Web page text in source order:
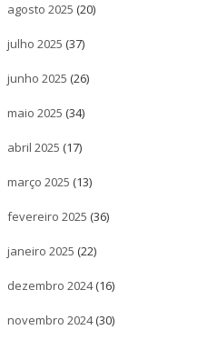
agosto 2025 (20)
julho 2025 (37)
junho 2025 (26)
maio 2025 (34)
abril 2025 (17)
março 2025 (13)
fevereiro 2025 (36)
janeiro 2025 (22)
dezembro 2024(16)
novembro 2024(30)